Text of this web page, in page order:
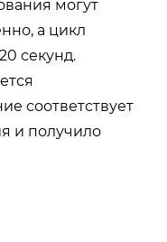
могут
а цикл
секунд.
соответствует
и получило